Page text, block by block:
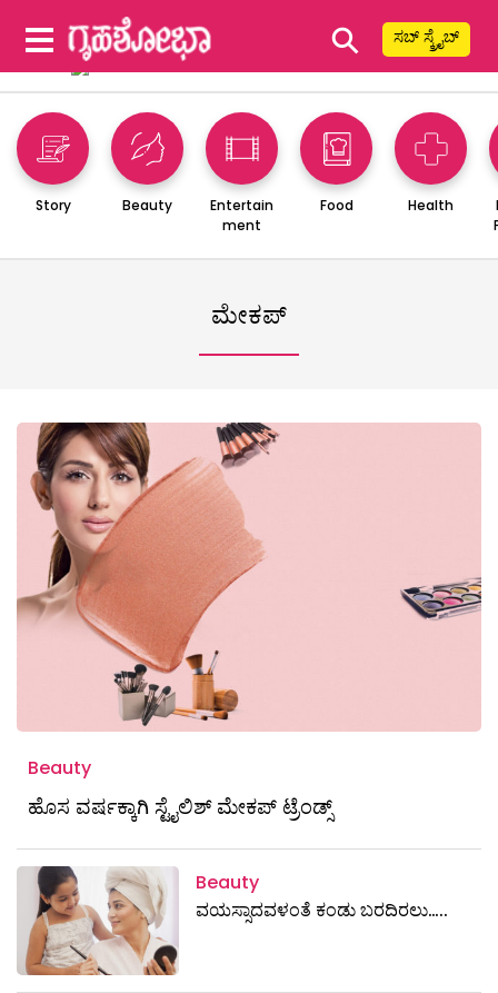
⚲ ಸಬ್ ಸ್ಕ್ರೈಬ್
Story Beauty
Entertain
ment
Food Health
ಮೇಕಪ್
Beauty
ಹೊಸ ವರ್ಷಕ್ಕಾಗಿ ಸ್ಟೈಲಿಶ್ ಮೇಕಪ್ ಟ್ರೆಂಡ್ಸ್
Beauty
ವಯಸ್ಸಾದವಳಂತೆ ಕಂಡು ಬರದಿರಲು…..